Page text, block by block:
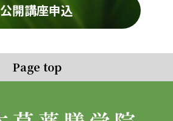
公開講座申込
Page top